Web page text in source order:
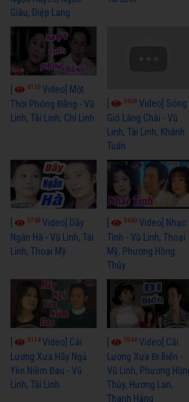
Giàu, Diệp Lang
4110 Video] Một
Thời Phóng Đãng - Vũ
Linh, Tài Linh, Chí Linh
3658Video] Sóng
Gió Làng Chài - Vũ
Linh, Tài Linh, Khánh
Tuấn
3768 Video] Dãy
Ngân Hà - Vũ Linh, Tài
Linh, Thoại Mỹ
3440Video] Nhạc
Tình - Vũ Linh, Thoại
Mỹ, Phương Hồng
Thủy
4114Video] Cải
Lương Xưa Hãy Ngủ
Yên Niềm Đau - Vũ
Linh, Tài Linh
3966Video] Cải
Lương Xưa Đi Biển -
Vũ Linh, Phương
Thủy, Hương Lan,
Thanh Hằng